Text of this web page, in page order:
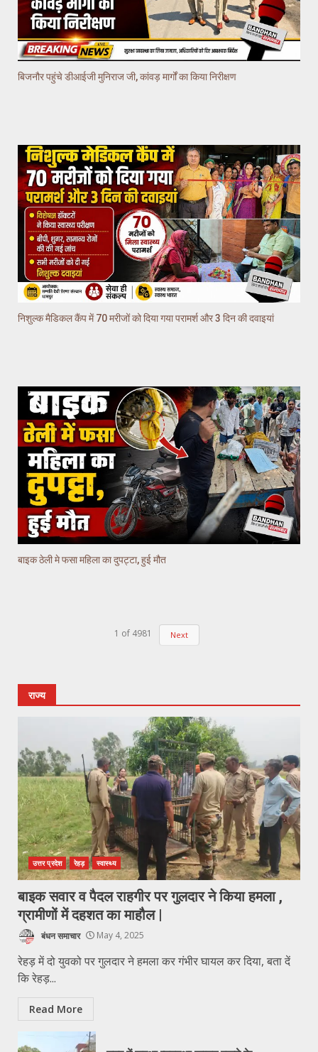
बिजनौर पहुंचे डीआईजी मुनिराज जी, कांवड़ मार्गों का किया निरीक्षण
निशुल्क मैडिकल कैंप में 70 मरीजों को दिया गया परामर्श और 3 दिन की दवाइयां
बाइक ठेली मे फसा महिला का दुपट्टा, हुई मौत
1 of 4981 Next
राज्य
उत्तर प्रदेश रेहड़ स्वास्थ्य
बाइक सवार व पैदल राहगीर पर गुलदार ने किया हमला ,
ग्रामीणों में दहशत का माहौल |
बंधन समाचार May 4, 2025
रेहड़ में दो युवको पर गुलदार ने हमला कर गंभीर घायल कर दिया, बता दें
कि रेहड़...
Read More